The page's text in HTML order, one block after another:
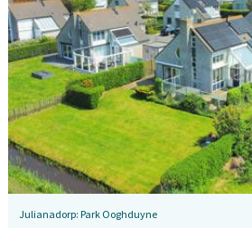
Julianadorp: Park Ooghduyne